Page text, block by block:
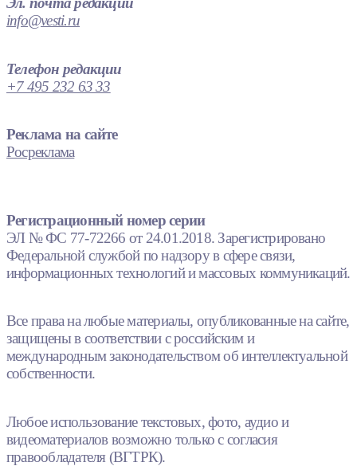
info@vesti.ru
Телефон редакции
+7 495 232 63 33
Реклама на сайте
Росреклама
Регистрационный номер серии
ЭЛ № ФС 77-72266 от 24.01.2018. Зарегистрировано
Федеральной службой по надзору в сфере связи,
информационных технологий и массовых коммуникаций.
Все права на любые материалы, опубликованные на сайте,
защищены в соответствии с российским и
международным законодательством об интеллектуальной
собственности.
Любое использование текстовых, фото, аудио и
видеоматериалов возможно только с согласия
правообладателя (ВГТРК).